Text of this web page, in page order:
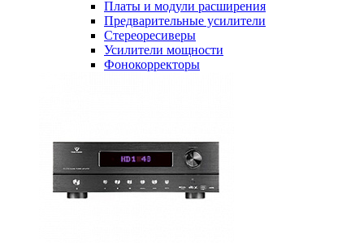
Платы и модули расширения
Предварительные усилители
Стереоресиверы
Усилители мощности
Фонокорректоры